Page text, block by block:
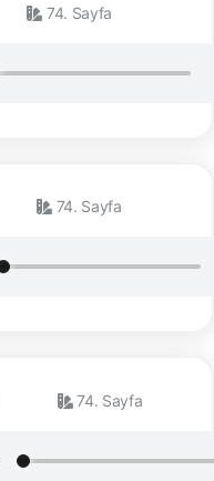
74. Sayfa
74. Sayfa
74. Sayfa